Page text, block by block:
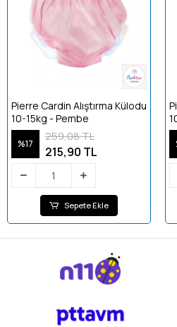
Pierre Cardin Alıştırma Külodu
10-15kg - Pembe
%17
259,08 TL
215,90 TL
Sepete Ekle